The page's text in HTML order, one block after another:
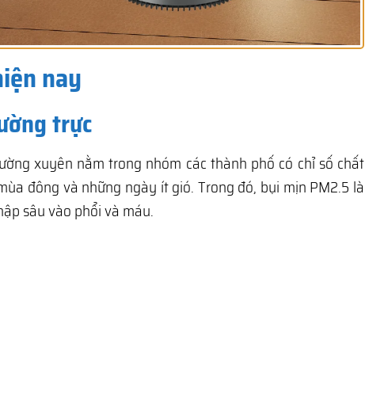
nay
trực
xuyên nằm trong nhóm các thành phố có chỉ số chất
đông và những ngày ít gió. Trong đó, bụi mịn PM2.5 là
sâu vào phổi và máu.